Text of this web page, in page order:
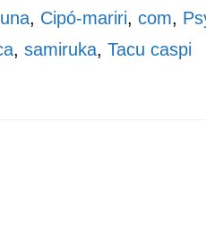
, Cipó-mariri, com,
, samiruka, Tacu caspi